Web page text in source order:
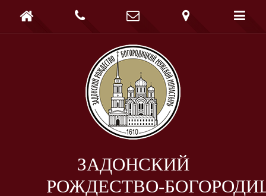
ЗАДОНСКИЙ
РОЖДЕСТВО-
    